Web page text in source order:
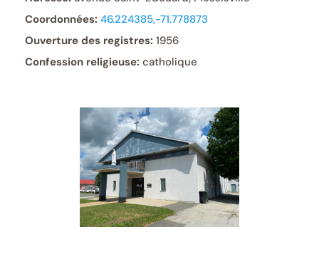
Coordonnées: 46.224385,-71.778873
Ouverture des registres: 1956
Confession religieuse: catholique